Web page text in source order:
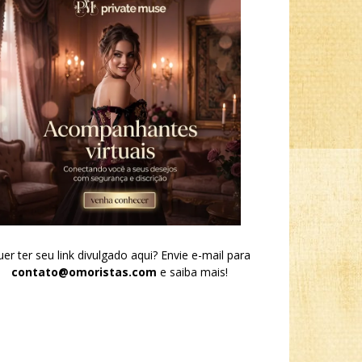
ter seu link divulgado aqui? Envie e-mail para
contato@omoristas.com e saiba mais!